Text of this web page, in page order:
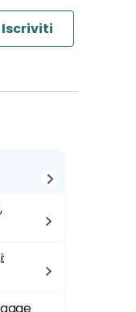
Iscriviti